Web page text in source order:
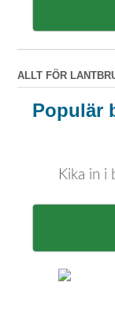
ALLT FÖR
Populär
Kika in i